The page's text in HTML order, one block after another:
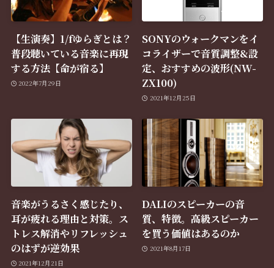
【生演奏】1/fゆらぎとは？
普段聴いている音楽に再現
する方法【命が宿る】
2022年7月29日
SONYのウォークマンをイ
コライザーで音質調整&設
定、おすすめの波形(NW-
ZX100)
2021年12月25日
音楽がうるさく感じたり、
耳が疲れる理由と対策。ス
トレス解消やリフレッシュ
のはずが逆効果
2021年12月21日
DALIのスピーカーの音
質、特徴。高級スピーカー
を買う価値はあるのか
2021年8月17日